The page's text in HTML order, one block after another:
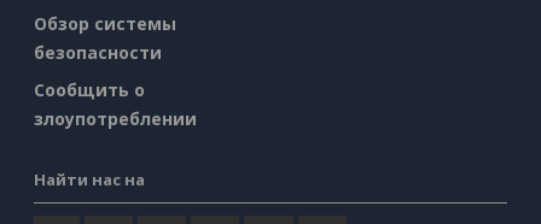
Обзор системы
безопасности
Сообщить о
злоупотреблении
Найти нас на